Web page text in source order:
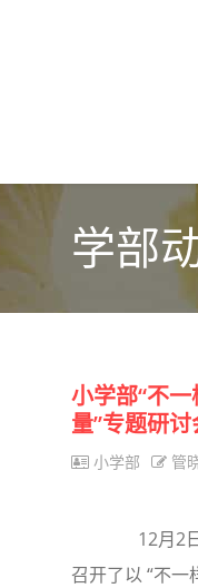
学部
小学部“不
量”专题研讨
小学部 管
12月2日
召开了以 “不一